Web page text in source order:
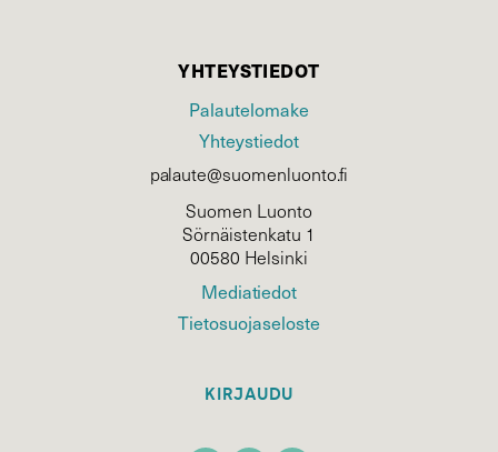
YHTEYSTIEDOT
Palautelomake
Yhteystiedot
palaute@suomenluonto.fi
Suomen Luonto
Sörnäistenkatu 1
00580 Helsinki
Mediatiedot
Tietosuojaseloste
KIRJAUDU